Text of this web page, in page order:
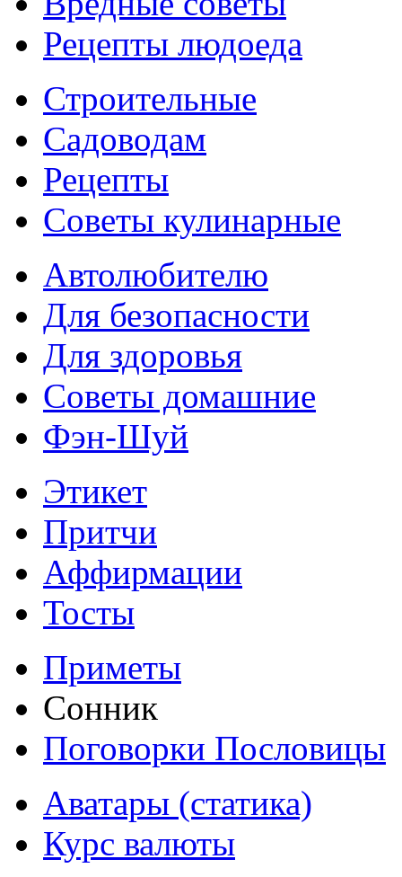
Рецепты людоеда
Строительные
Садоводам
Рецепты
Советы кулинарные
Автолюбителю
Для безопасности
Для здоровья
Советы домашние
Фэн-Шуй
Этикет
Притчи
Аффирмации
Тосты
Приметы
Сонник
Поговорки Пословицы
Аватары (статика)
Курс валюты